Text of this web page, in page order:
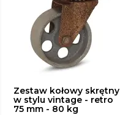
Zestaw kołowy skrętny
w stylu vintage - retro
75 mm - 80 kg